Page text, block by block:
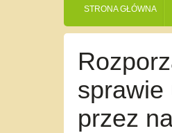
STRONA GŁÓWNA
sprawie
przez